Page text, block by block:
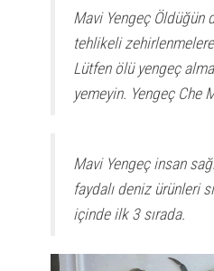
Mavi Yengeç Öldüğün
tehlikeli
Lütfen ölü yengeç
yemeyin. Yengeç Che
Mavi Yengeç insan
faydalı deniz ürünleri
içinde ilk 3 sırada.